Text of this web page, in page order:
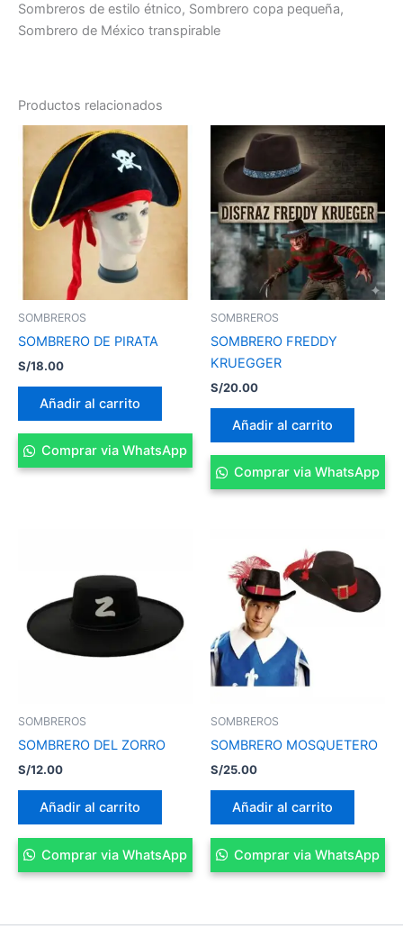
Sombreros de estilo étnico, Sombrero copa pequeña,
Sombrero de México transpirable
Productos relacionados
SOMBREROS
SOMBRERO DE PIRATA
S/18.00
Añadir al carrito
Comprar via WhatsApp
SOMBREROS
SOMBRERO FREDDY
KRUEGGER
S/20.00
Añadir al carrito
Comprar via WhatsApp
SOMBREROS
SOMBRERO DEL ZORRO
S/12.00
Añadir al carrito
Comprar via WhatsApp
SOMBREROS
SOMBRERO MOSQUETERO
S/25.00
Añadir al carrito
Comprar via WhatsApp